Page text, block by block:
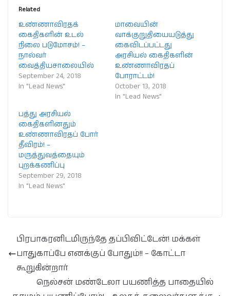
Related
உண்ணாவிரதக்
கைதிகளின் உடல்
நிலை படுமோசம்! –
நால்வர்
வைத்தியசாலையில்
September 24, 2018
In "Lead News"
மாவையின்
வாக்குறுதியையடுத்து
கைவிடப்பட்டது
அரசியல் கைதிகளின்
உண்ணாவிரதப்
போராட்டம்!
October 13, 2018
In "Lead News"
பத்து அரசியல்
கைதிகளினதும்
உண்ணாவிரதப் போர்
தீவிரம்! –
மருத்துவத்தையும்
புறக்கணிப்பு
September 29, 2018
In "Lead News"
பிரபாகரனிடமிருந்தே தப்பிவிட்டேன்! மக்கள்
பாதுகாப்பே எனக்குப் போதும்!! – கோட்டா
கூறுகின்றார்
நெல்சன் மண்டேலா பயணித்த பாதையில்